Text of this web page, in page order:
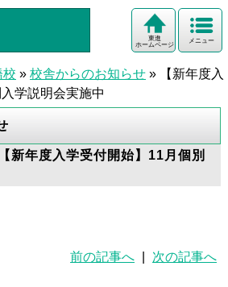
メニュー
東進
ホームページ
校 » 校舎からのお知らせ »
【新年度入
学説明会実施中
年度入学受付開始】11月個別
前の記事へ 次の記事へ